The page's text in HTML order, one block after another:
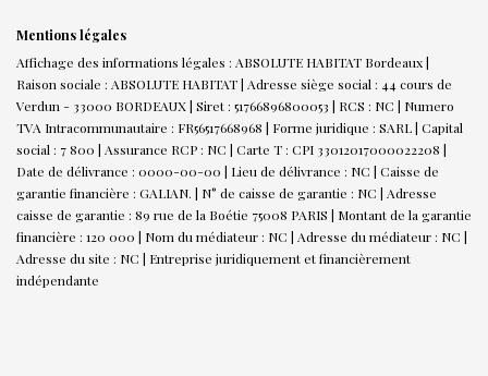
Mentions légales
Affichage des informations légales : ABSOLUTE HABITAT Bordeaux |
Raison sociale : ABSOLUTE HABITAT | Adresse siège social : 44 cours de
Verdun - 33000 BORDEAUX | Siret : 51766896800053 | RCS : NC | Numero
TVA Intracommunautaire : FR56517668968 | Forme juridique : SARL | Capital
social : 7 800 | Assurance RCP : NC | Carte T : CPI 33012017000022208 |
Date de délivrance : 0000-00-00 | Lieu de délivrance : NC | Caisse de
garantie financière : GALIAN. | N° de caisse de garantie : NC | Adresse
caisse de garantie : 89 rue de la Boétie 75008 PARIS | Montant de la garantie
financière : 120 000 | Nom du médiateur : NC | Adresse du médiateur : NC |
Adresse du site : NC | Entreprise juridiquement et financièrement
indépendante